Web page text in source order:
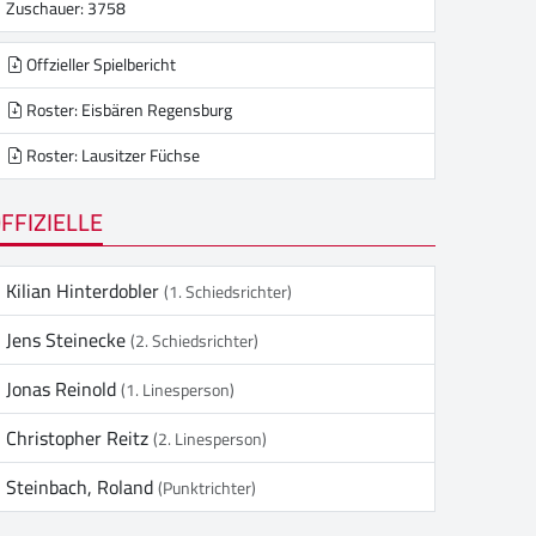
Zuschauer: 3758
Offzieller Spielbericht
Roster: Eisbären Regensburg
Roster: Lausitzer Füchse
Kilian Hinterdobler(1. Schiedsrichter)
Jens Steinecke(2. Schiedsrichter)
Jonas Reinold(1. Linesperson)
Christopher Reitz(2. Linesperson)
Steinbach, Roland(Punktrichter)